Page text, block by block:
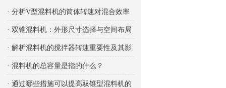
· 分析V型混料机的筒体转速对混合效率
的影响
· 双锥混料机：外形尺寸选择与空间布局
考量
· 解析混料机的搅拌器转速重要性及其影
响
· 混料机的总容量是指的什么？
· 通过哪些措施可以提高双锥型混料机的